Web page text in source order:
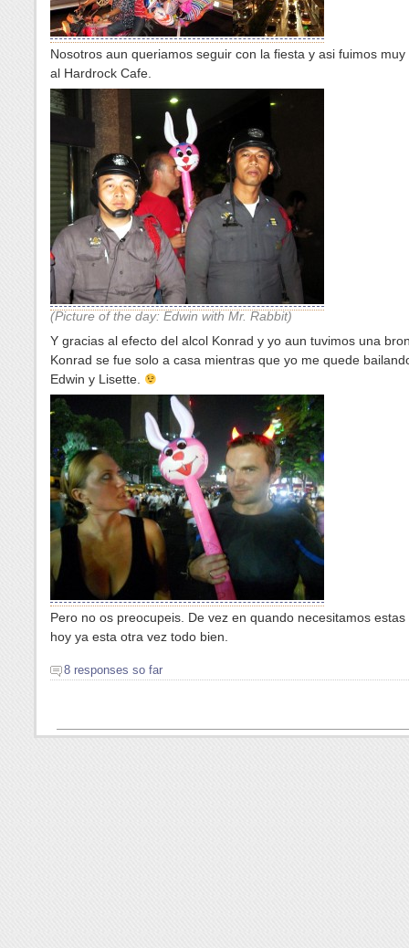
Nosotros aun queriamos seguir con la fiesta y asi fuimos
al Hardrock Cafe.
(Picture of the day: Edwin with Mr. Rabbit)
Y gracias al efecto del alcol Konrad y yo aun tuvimos una
Konrad se fue solo a casa mientras que yo me quede
Edwin y Lisette.
Pero no os preocupeis. De vez en quando necesitamos
hoy ya esta otra vez todo bien.
8 responses so far